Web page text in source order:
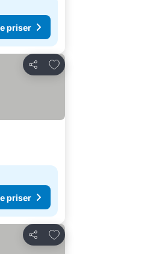
priser
Dela
Lägg till i Mina Favoriter
priser
Dela
Lägg till i Mina Favoriter